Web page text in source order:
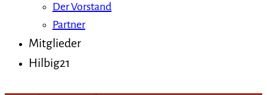
Der Vorstand
Partner
Mitglieder
Hilbig21